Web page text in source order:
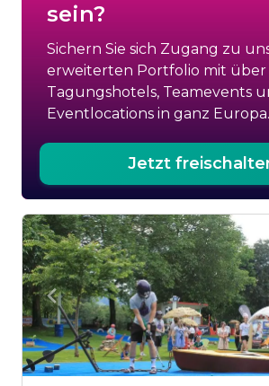
sein?
Sichern Sie sich Zugang zu
erweiterten Portfolio mit über
Tagungshotels, Teamevents
Eventlocations in ganz Europa.
Jetzt